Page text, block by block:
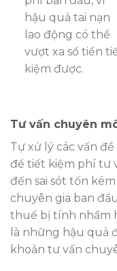
hậu quả tai nạn
lao động có thể
vượt xa số tiền
kiệm được.
Tư vấn chuyên
Tự xử lý các vấn
để tiết kiệm phí tư
đến sai sót tốn
chuyên gia ban
thuế bị tính nhầm
là những hậu quả
khoản tư vấn